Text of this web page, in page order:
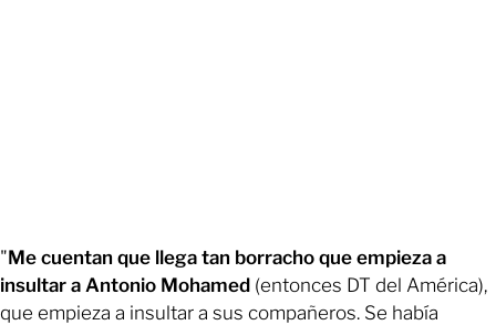
"Me cuentan que llega tan borracho que empieza a
insultar a Antonio Mohamed (entonces DT del América),
que empieza a insultar a sus compañeros. Se había